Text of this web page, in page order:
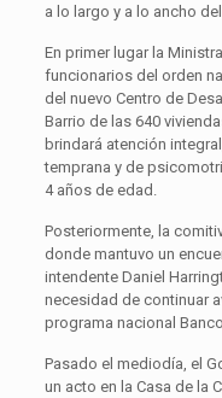
a lo largo y a lo ancho
En primer lugar la
funcionarios del orden
del nuevo Centro de
Barrio de las 640
brindará atención
temprana y de
4 años de edad.
Posteriormente, la
donde mantuvo un
intendente Daniel
necesidad de continuar
programa nacional
Pasado el mediodía, el
un acto en la Casa de la